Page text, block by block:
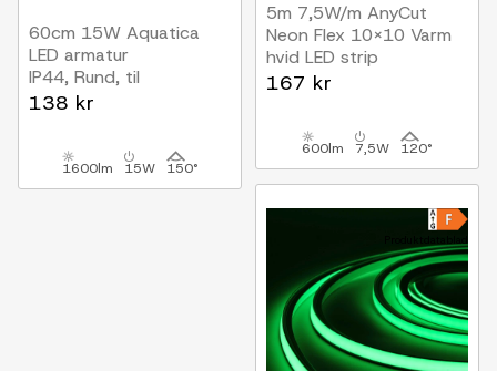
60cm 15W Aquatica
LED armatur
IP44, Rund, til
badeværelset eller
138 kr
1600lm 15W 150°
5m 7,5W/m AnyCut
Neon Flex 10x10 Varm
hvid LED strip
12V DC, Ingen
167 kr
600lm 7,5W 120°